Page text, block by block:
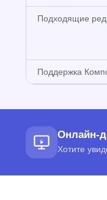
Подходящие
Поддержка
Онлайн-
Хотите